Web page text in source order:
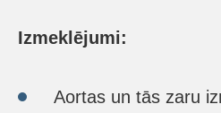
Izmeklējumi:
Aortas un tās zaru